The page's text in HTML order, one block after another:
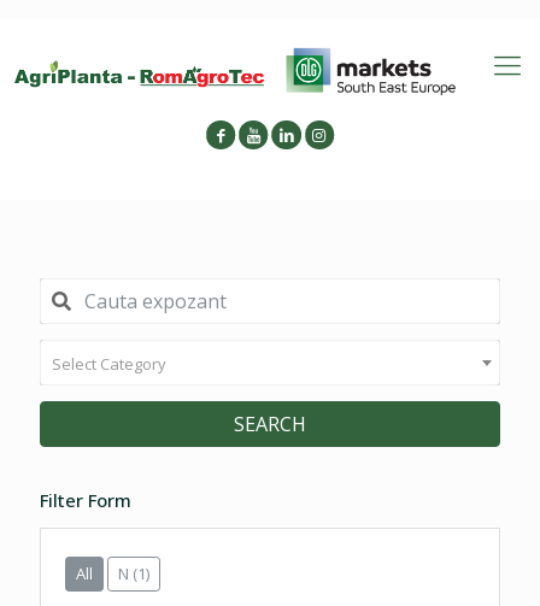
Select Category
SEARCH
Filter Form
All N (1)